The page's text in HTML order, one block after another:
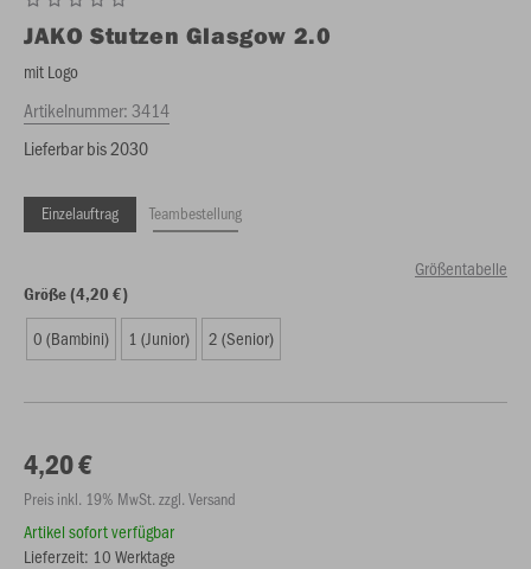
JAKO Stutzen Glasgow 2.0
mit Logo
Artikelnummer:3414
Lieferbar bis 2030
Einzelauftrag Teambestellung
Größentabelle
Größe (4,20 €)
0 (Bambini) 1 (Junior) 2 (Senior)
4,20 €
Preis inkl. 19% MwSt. zzgl. Versand
Artikel sofort verfügbar
Lieferzeit: 10 Werktage